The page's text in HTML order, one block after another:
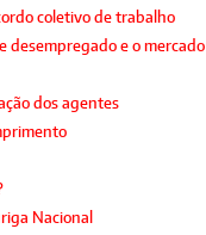
coletivo de trabalho
desempregado e o mercado
dos agentes
Nacional